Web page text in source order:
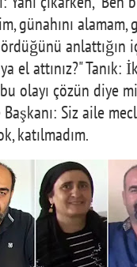
günahını
anlattığın
el attınız?" Tanık:
olayı çözün diye
Başkanı: Siz aile
katılmadım.